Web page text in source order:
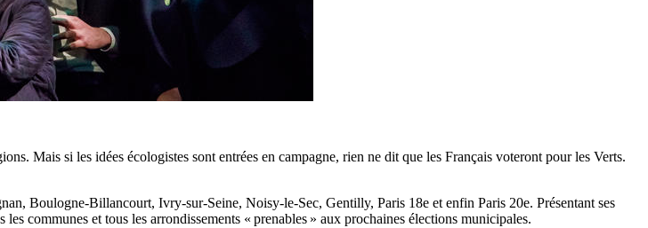
Mais si les idées écologistes sont entrées en campagne, rien ne dit que les Français voteront pour les Verts.
Boulogne-Billancourt, Ivry-sur-Seine, Noisy-le-Sec, Gentilly, Paris 18e et enfin Paris 20e. Présentant ses
communes et tous les arrondissements « prenables » aux prochaines élections municipales.